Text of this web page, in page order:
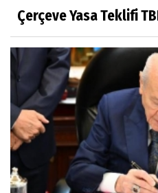
Çerçeve Yasa Teklifi